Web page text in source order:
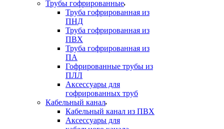
Трубы гофрированные
Труба гофрированная из
ПНД
Труба гофрированная из
ПВХ
Труба гофрированная из
ПА
Гофрированные трубы из
ПЛЛ
Аксессуары для
гофрированных труб
Кабельный канал
Кабельный канал из ПВХ
Аксессуары для